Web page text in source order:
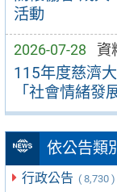
活動
2026-07-28 資
115年度慈濟
「社會情緒發
依公告類
行政公告 ( 8,730 )